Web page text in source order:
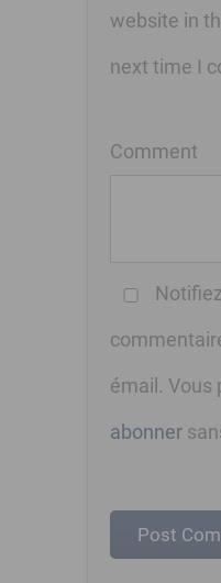
website in
next time I
Comment
émail. Vous
abonner